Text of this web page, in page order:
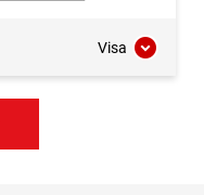
Visa